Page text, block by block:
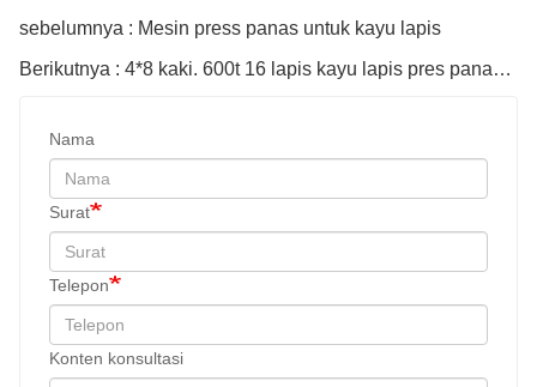
sebelumnya : Mesin press panas untuk kayu lapis
Berikutnya : 4*8 kaki. 600t 16 lapis kayu lapis pres panas dengan CE
Nama
Surat
Telepon
Konten konsultasi